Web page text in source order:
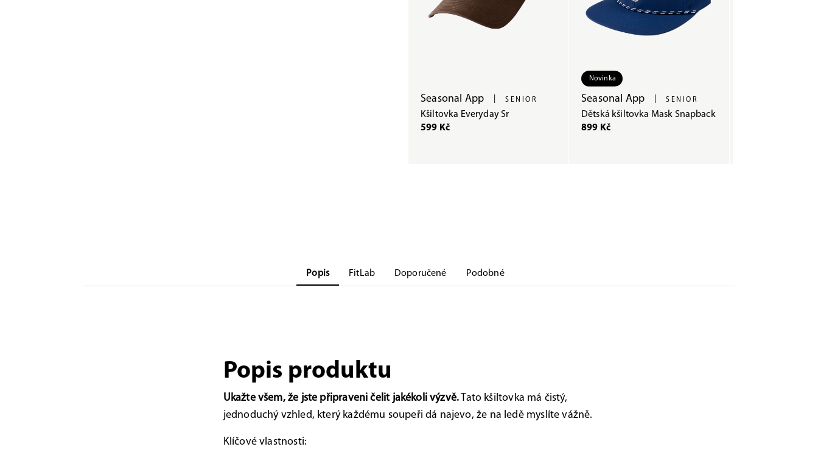
Seasonal App SENIOR
Kšiltovka Everyday Sr
599 Kč
Novinka
Seasonal App SENIOR
Dětská kšiltovka Mask Snapback
899 Kč
Popis FitLab Doporučené Podobné
Popis produktu
Ukažte všem, že jste připraveni čelit jakékoli výzvě.Tato kšiltovka má čistý,
jednoduchý vzhled, který každému soupeři dá najevo, že na ledě myslíte vážně.
Klíčové vlastnosti: